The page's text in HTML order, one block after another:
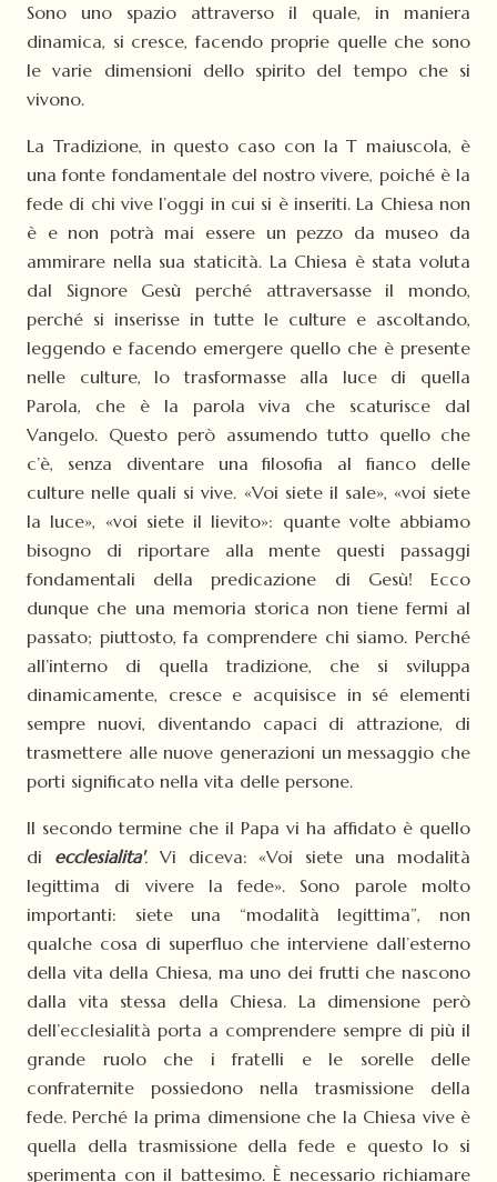
Sono uno spazio attraverso il quale, in maniera
dinamica, si cresce, facendo proprie quelle che sono
le varie dimensioni dello spirito del tempo che si
vivono.
La Tradizione, in questo caso con la T maiuscola, è
una fonte fondamentale del nostro vivere, poiché è la
fede di chi vive l’oggi in cui si è inseriti. La Chiesa non
è e non potrà mai essere un pezzo da museo da
ammirare nella sua staticità. La Chiesa è stata voluta
dal Signore Gesù perché attraversasse il mondo,
perché si inserisse in tutte le culture e ascoltando,
leggendo e facendo emergere quello che è presente
nelle culture, lo trasformasse alla luce di quella
Parola, che è la parola viva che scaturisce dal
Vangelo. Questo però assumendo tutto quello che
c’è, senza diventare una filosofia al fianco delle
culture nelle quali si vive. «Voi siete il sale», «voi siete
la luce», «voi siete il lievito»: quante volte abbiamo
bisogno di riportare alla mente questi passaggi
fondamentali della predicazione di Gesù! Ecco
dunque che una memoria storica non tiene fermi al
passato; piuttosto, fa comprendere chi siamo. Perché
all’interno di quella tradizione, che si sviluppa
dinamicamente, cresce e acquisisce in sé elementi
sempre nuovi, diventando capaci di attrazione, di
trasmettere alle nuove generazioni un messaggio che
porti significato nella vita delle persone.
Il secondo termine che il Papa vi ha affidato è quello
di ecclesialita'.Vi diceva: «Voi siete una modalità
legittima di vivere la fede». Sono parole molto
importanti: siete una “modalità legittima”, non
qualche cosa di superfluo che interviene dall’esterno
della vita della Chiesa, ma uno dei frutti che nascono
dalla vita stessa della Chiesa. La dimensione però
dell’ecclesialità porta a comprendere sempre di più il
grande ruolo che i fratelli e le sorelle delle
confraternite possiedono nella trasmissione della
fede. Perché la prima dimensione che la Chiesa vive è
quella della trasmissione della fede e questo lo si
sperimenta con il battesimo. È necessario richiamare